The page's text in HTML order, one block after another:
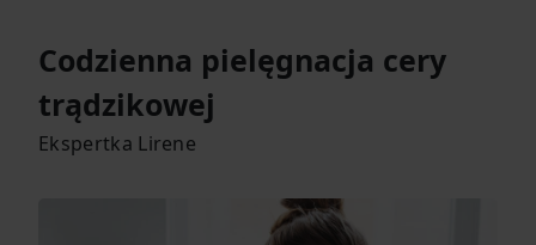
Codzienna pielęgnacja cery
trądzikowej
Ekspertka Lirene